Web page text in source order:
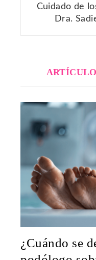
Cuidado de
Dra.
¿Cuándo se